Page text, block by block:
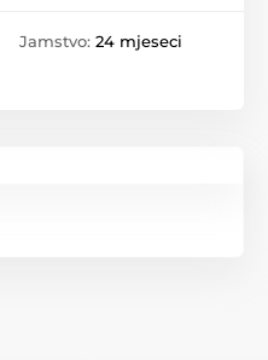
Jamstvo: 24 mjeseci